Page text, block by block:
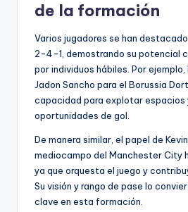
de la formación
Varios jugadores se han
2-4-1, demostrando su potencial
por individuos hábiles. Por
Jadon Sancho para el Borussia
capacidad para explotar espacios
oportunidades de gol.
De manera similar, el papel de
mediocampo del Manchester City
ya que orquesta el juego y
Su visión y rango de pase lo
clave en esta formación.